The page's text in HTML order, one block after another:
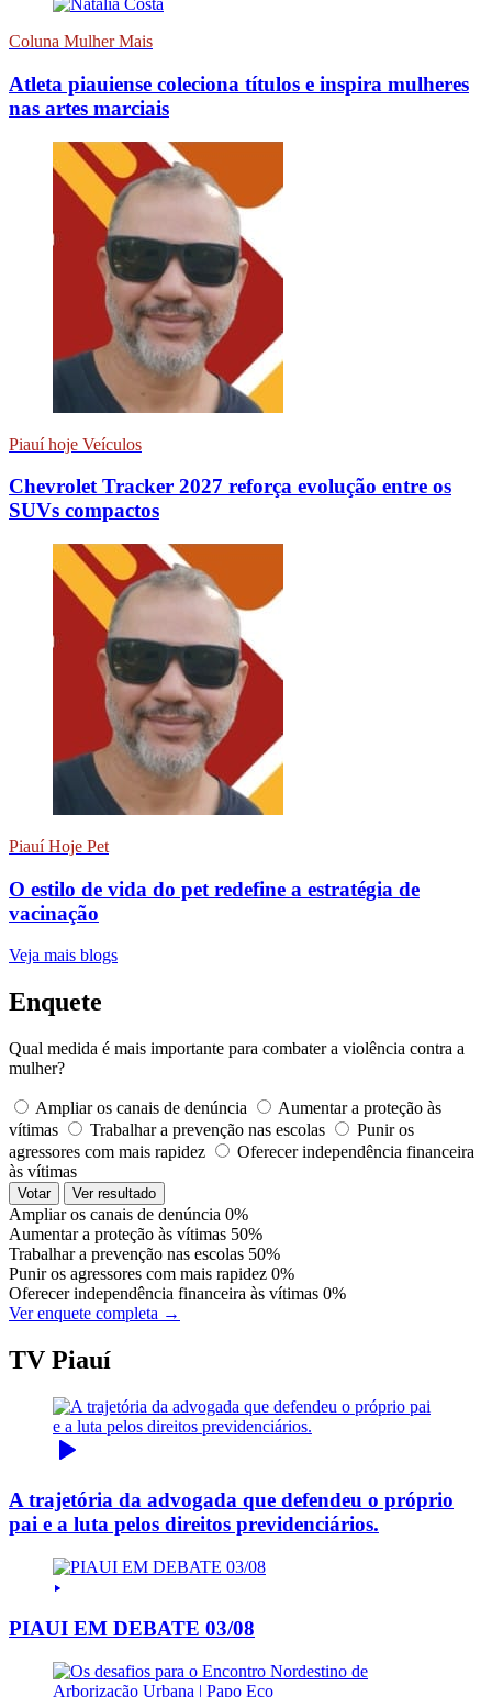
Coluna Mulher Mais
Atleta piauiense coleciona títulos e inspira mulheres
nas artes marciais
Piauí hoje Veículos
Chevrolet Tracker 2027 reforça evolução entre os
SUVs compactos
Piauí Hoje Pet
O estilo de vida do pet redefine a estratégia de
vacinação
Veja mais blogs
Enquete
Qual medida é mais importante para combater a violência contra a
mulher?
Ampliar os canais de denúncia
Aumentar a proteção às
vítimas
Trabalhar a prevenção nas escolas
Punir os
agressores com mais rapidez
Oferecer independência financeira
às vítimas
Votar Ver resultado
Ampliar os canais de denúncia 0%
Aumentar a proteção às vítimas 50%
Trabalhar a prevenção nas escolas 50%
Punir os agressores com mais rapidez 0%
Oferecer independência financeira às vítimas 0%
Ver enquete completa →
TV Piauí
A trajetória da advogada que defendeu o próprio
pai e a luta pelos direitos previdenciários.
PIAUI EM DEBATE 03/08